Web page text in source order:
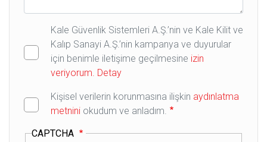
Kale Güvenlik Sistemleri A.Ş.’nin ve Kale Kilit ve
Kalıp Sanayi A.Ş.’nin kampanya ve duyurular
için benimle iletişime geçilmesine izin
veriyorum. Detay
Kişisel verilerin korunmasına ilişkin aydınlatma
metnini okudum ve anladım.
CAPTCHA